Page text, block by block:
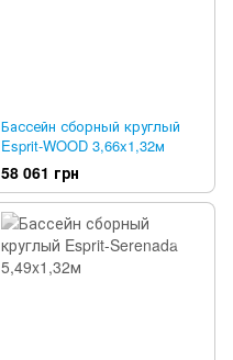
Бассейн сборный круглый
Esprit-WOOD 3,66x1,32м
58 061 грн